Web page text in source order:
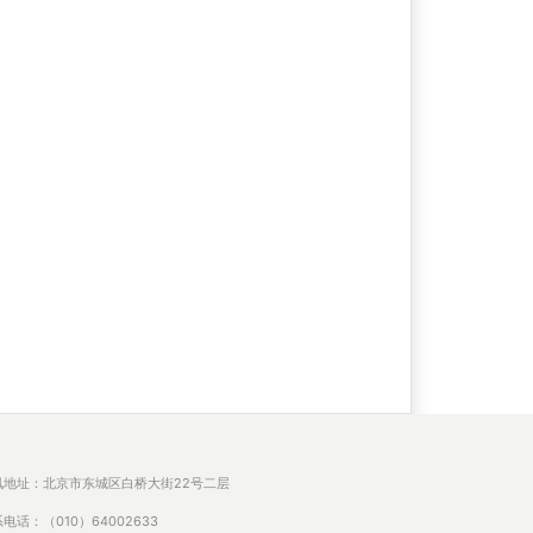
地址：北京市东城区白桥大街22号二层
电话：（010）64002633